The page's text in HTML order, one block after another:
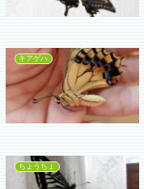
キアゲハ
ちょうちょ